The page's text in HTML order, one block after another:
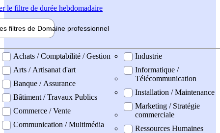
le filtre de durée hebdomadaire
filtres de Domaine professionnel
professionel
Achats / Comptabilité / Gestion
Arts / Artisanat d'art
Banque / Assurance
Bâtiment / Travaux Publics
Commerce / Vente
Communication / Multimédia
Industrie
Informatique /
Télécommunication
Installation / Maintenance
Marketing / Stratégie
commerciale
Ressources Humaines